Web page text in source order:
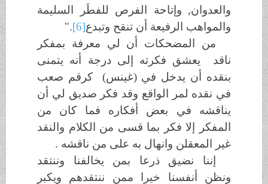
والعدوان, وإتاحة الفرص للفطَر السليمة
والمواهب الرفيعة أن تنقح وتبدع[6]
."
من المضحكات أن لي معرفة بمفكر
ناقد يعشق فكرته إلى درجة أنه يتمنى
بنقده أن يدخل في (غينس) كرقم صعب
في نقده لمر الواقع وقد فكر صديق لي أن
يناقشه في بعض أفكاره فما كان من
المفكر إلا فكر بما قسى من الكلام والنقد
غير المعقلن وانهال به على من ناقشه .
إننا نضيق ذرعا بمن يخالفنا وننتقد
ونظن أنفسنا خيرا ممن ننتقدهم ويكبر